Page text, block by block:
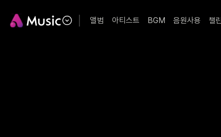
앨범 아티스트 BGM 음원사용 챌